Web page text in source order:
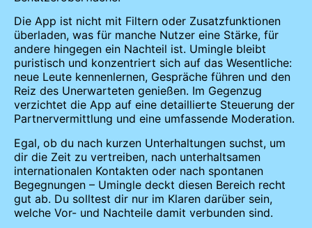
Die App ist nicht mit Filtern oder Zusatzfunktionen
überladen, was für manche Nutzer eine Stärke, für
andere hingegen ein Nachteil ist. Umingle bleibt
puristisch und konzentriert sich auf das Wesentliche:
neue Leute kennenlernen, Gespräche führen und den
Reiz des Unerwarteten genießen. Im Gegenzug
verzichtet die App auf eine detaillierte Steuerung der
Partnervermittlung und eine umfassende Moderation.
Egal, ob du nach kurzen Unterhaltungen suchst, um
dir die Zeit zu vertreiben, nach unterhaltsamen
internationalen Kontakten oder nach spontanen
Begegnungen – Umingle deckt diesen Bereich recht
gut ab. Du solltest dir nur im Klaren darüber sein,
welche Vor- und Nachteile damit verbunden sind.